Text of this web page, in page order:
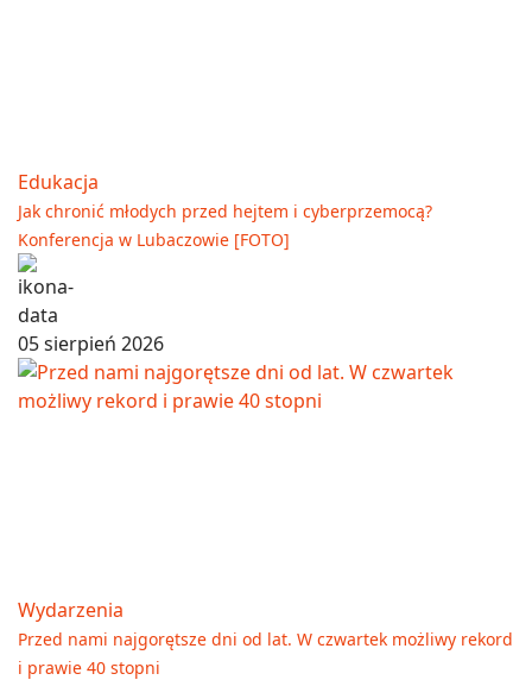
Edukacja
Jak chronić młodych przed hejtem i cyberprzemocą?
Konferencja w Lubaczowie [FOTO]
05 sierpień 2026
Wydarzenia
Przed nami najgorętsze dni od lat. W czwartek możliwy rekord
i prawie 40 stopni